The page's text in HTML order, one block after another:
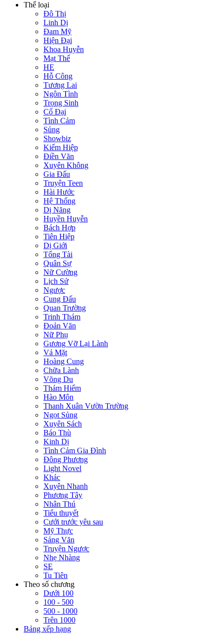
Thể loại
Đô Thị
Linh Dị
Đam Mỹ
Hiện Đại
Khoa Huyễn
Mạt Thế
HE
Hỗ Công
Tương Lai
Ngôn Tình
Trọng Sinh
Cổ Đại
Tình Cảm
Sủng
Showbiz
Kiếm Hiệp
Điền Văn
Xuyên Không
Gia Đấu
Truyện Teen
Hài Hước
Hệ Thống
Dị Năng
Huyền Huyễn
Bách Hợp
Tiên Hiệp
Dị Giới
Tổng Tài
Quân Sự
Nữ Cường
Lịch Sử
Ngược
Cung Đấu
Quan Trường
Trinh Thám
Đoản Văn
Nữ Phụ
Gương Vỡ Lại Lành
Vả Mặt
Hoàng Cung
Chữa Lành
Võng Du
Thám Hiểm
Hào Môn
Thanh Xuân Vườn Trường
Ngọt Sủng
Xuyên Sách
Báo Thù
Kinh Dị
Tình Cảm Gia Đình
Đông Phương
Light Novel
Khác
Xuyên Nhanh
Phương Tây
Nhân Thú
Tiểu thuyết
Cưới trước yêu sau
Mỹ Thực
Sảng Văn
Truyện Ngược
Nhẹ Nhàng
SE
Tu Tiên
Theo số chương
Dưới 100
100 - 500
500 - 1000
Trên 1000
Bảng xếp hạng